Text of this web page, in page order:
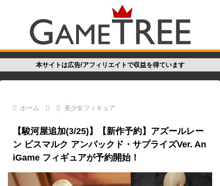
本サイトは広告/アフィリエイトで収益を得ています
ホーム 美少女フィギュア
【駿河屋追加(3/25)】【新作予約】アズールレー
ン ビスマルク アンパックド・サプライズVer. An
iGame フィギュアが予約開始！